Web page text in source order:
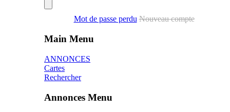
Mot de passe perdu Nouveau compte
Main Menu
ANNONCES
Cartes
Rechercher
Annonces Menu